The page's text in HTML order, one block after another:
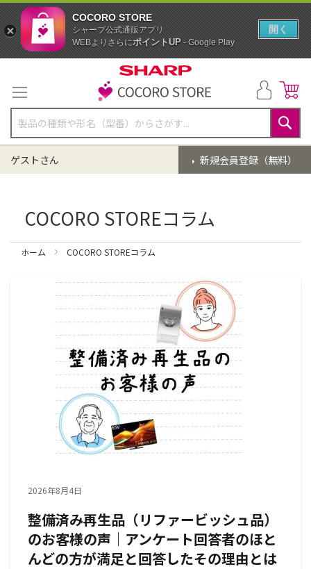
テ
ン
ツ
に
ス
キ
ッ
検
索
新規会員登録（無料）
ゲストさん
COCORO STOREコラム
ホーム COCORO STOREコラム
2026年8月4日
整備済み再生品（リファービッシュ品）
のお客様の声｜アンケート回答者のほと
んどの方が満足と回答したその理由とは
COCORO STORE
シャープ公式通販アプリ
WEBよりさらにポイントUP- Google Play
開く